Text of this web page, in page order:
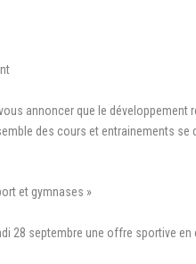
annoncer que le
des cours et entrainements
et gymnases »
28 septembre une offre sportive